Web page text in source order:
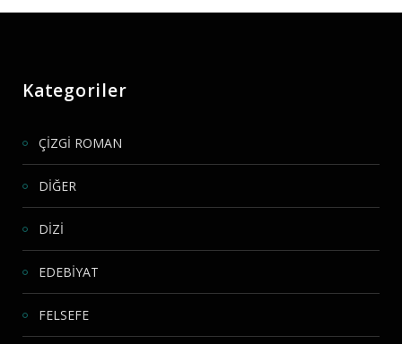
Kategoriler
ÇİZGİ ROMAN
DİĞER
DİZİ
EDEBİYAT
FELSEFE